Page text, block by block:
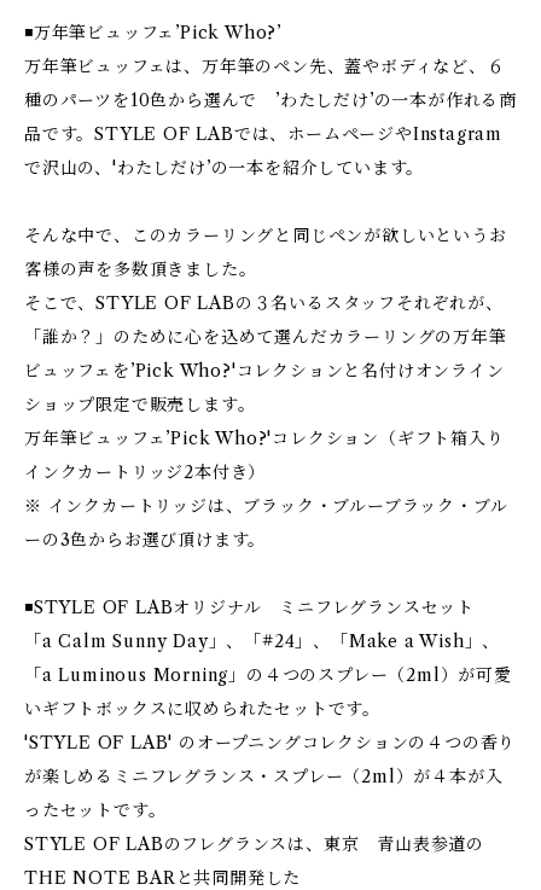
◾️万年筆ビュッフェ’Pick Who?’
万年筆ビュッフェは、万年筆のペン先、蓋やボディなど、６
種のパーツを10色から選んで ’わたしだけ’の一本が作れる商
品です。STYLE OF LABでは、ホームページやInstagram
で沢山の、'わたしだけ’の一本を紹介しています。
そんな中で、このカラーリングと同じペンが欲しいというお
客様の声を多数頂きました。
そこで、STYLE OF LABの３名いるスタッフそれぞれが、
「誰か？」のために心を込めて選んだカラーリングの万年筆
ビュッフェを’Pick Who?'コレクションと名付けオンライン
ショップ限定で販売します。
万年筆ビュッフェ’Pick Who?'コレクション（ギフト箱入り
インクカートリッジ2本付き）
※ インクカートリッジは、ブラック・ブルーブラック・ブル
ーの3色からお選び頂けます。
◾️STYLE OF LABオリジナル ミニフレグランスセット
「a Calm Sunny Day」、「#24」、「Make a Wish」、
「a Luminous Morning」の４つのスプレー（2ml）が可愛
いギフトボックスに収められたセットです。
'STYLE OF LAB' のオープニングコレクションの４つの香り
が楽しめるミニフレグランス・スプレー（2ml）が４本が入
ったセットです。
STYLE OF LABのフレグランスは、東京 青山表参道の
THE NOTE BARと共同開発した